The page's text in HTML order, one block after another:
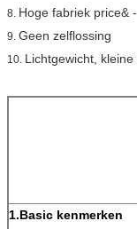
8. Hoge fabriek price&
9. Geen zelflossing
10. Lichtgewicht,
1.Basic kenmerken